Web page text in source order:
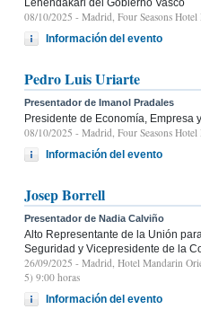
Lehendakari del Gobierno Vasco
08/10/2025 - Madrid, Four Seasons
Información del evento
Pedro Luis Uriarte
Presentador de Imanol Pradales
Presidente de Economía, Empresa
08/10/2025 - Madrid, Four Seasons
Información del evento
Josep Borrell
Presentador de Nadia Calviño
Alto Representante de la Unión
Seguridad y Vicepresidente de la
26/09/2025 - Madrid, Hotel Mandarin
5) 9:00 horas
Información del evento